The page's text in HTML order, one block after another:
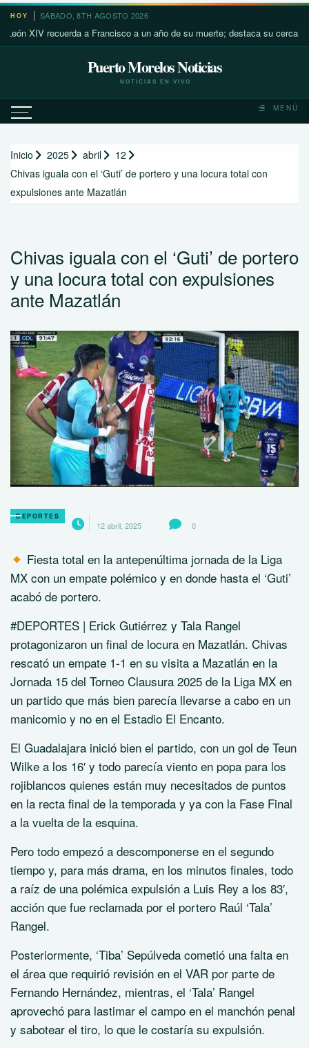
Saltar
contenido
HOY SÁBADO, 8TH AGOSTO 2026
XIV recuerda a Francisco a un año de su muerte; destaca su cercanía con
Puerto Morelos Noticias
NOTICIAS EN VIVO
MENÚ
Inicio 2025 abril
12
Chivas iguala con el ‘Guti’ de portero y una locura total con
expulsiones ante Mazatlán
Chivas iguala con el ‘Guti’ de portero
y una locura total con expulsiones
ante Mazatlán
DEPORTES
12 abril, 2025 0
Fiesta total en la antepenúltima jornada de la Liga
MX con un empate polémico y en donde hasta el ‘Guti’
acabó de portero.
#DEPORTES | Erick Gutiérrez y Tala Rangel
protagonizaron un final de locura en Mazatlán. Chivas
rescató un empate 1-1 en su visita a Mazatlán en la
Jornada 15 del Torneo Clausura 2025 de la Liga MX en
un partido que más bien parecía llevarse a cabo en un
manicomio y no en el Estadio El Encanto.
El Guadalajara inició bien el partido, con un gol de Teun
Wilke a los 16′ y todo parecía viento en popa para los
rojiblancos quienes están muy necesitados de puntos
en la recta final de la temporada y ya con la Fase Final
a la vuelta de la esquina.
Pero todo empezó a descomponerse en el segundo
tiempo y, para más drama, en los minutos finales, todo
a raíz de una polémica expulsión a Luis Rey a los 83′,
acción que fue reclamada por el portero Raúl ‘Tala’
Rangel.
Posteriormente, ‘Tiba’ Sepúlveda cometió una falta en
el área que requirió revisión en el VAR por parte de
Fernando Hernández, mientras, el ‘Tala’ Rangel
aprovechó para lastimar el campo en el manchón penal
y sabotear el tiro, lo que le costaría su expulsión.